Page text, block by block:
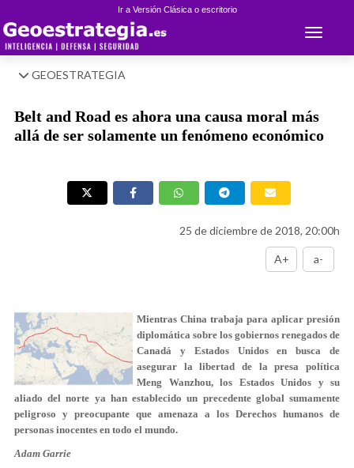
Ir a Versión Clásica o escritorio
Toggle
GEOESTRATEGIA
Belt and Road es ahora una causa moral más
allá de ser solamente un fenómeno económico
25 de diciembre de 2018, 20:00h
A+ a-
Mientras China trabaja para aplicar presión
diplomática sobre los gobiernos renegados de
Canadá y Estados Unidos en busca de
asegurar la libertad de la presa política
Meng Wanzhou, los Estados Unidos y su
aliado del norte ya han establecido un precedente global sumamente
peligroso y preocupante que amenaza a los Derechos humanos de
personas inocentes en todo el mundo.
Adam Garrie